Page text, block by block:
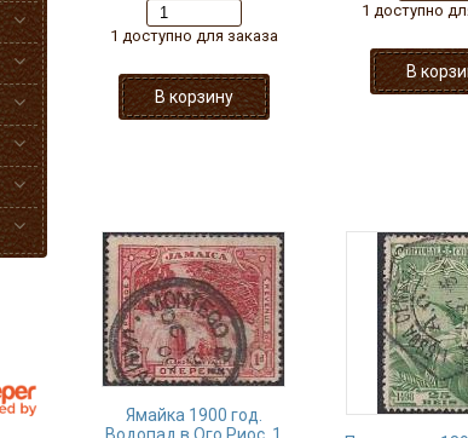
1 доступно для заказа
1 доступно
Ямайка 1900 год.